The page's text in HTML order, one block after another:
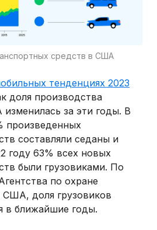
средств в США
тенденциях 2023
доля производства
за эти годы. В
произведенных
составляли седаны и
году 63% всех новых
были грузовиками. По
по охране
доля грузовиков
в ближайшие годы.